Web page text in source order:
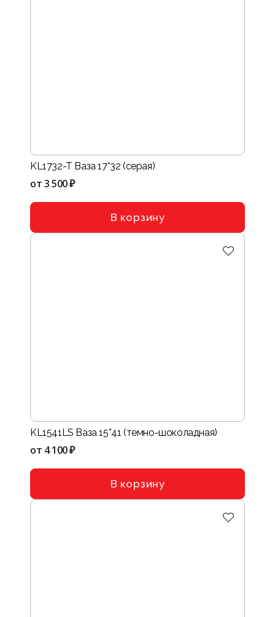
KL1732-T Ваза 17*32 (серая)
от3 500 ₽
В корзину
KL1541LS Ваза 15*41 (темно-шоколадная)
от 4 100 ₽
В корзину